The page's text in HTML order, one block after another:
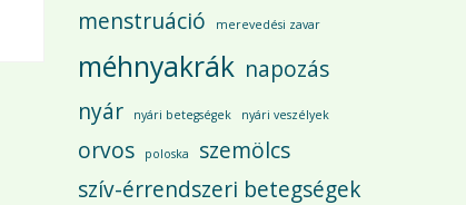
menstruáció
merevedési zavar
méhnyakrák napozás
nyár
nyári betegségek nyári veszélyek
orvos poloska
szemölcs
szív-érrendszeri betegségek